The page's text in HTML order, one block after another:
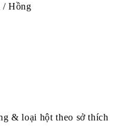
/ Hồng
& loại hột theo sở thích